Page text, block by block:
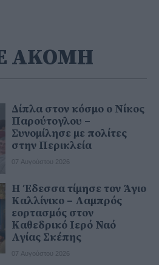
ΑΚΟΜΗ
Δίπλα στον κόσμο ο Νίκος
Παρούτογλου –
Συνομίλησε με πολίτες
στην Περικλεία
07 Αυγούστου 2026
Η Έδεσσα τίμησε τον Άγιο
Καλλίνικο – Λαμπρός
εορτασμός στον
Καθεδρικό Ιερό Ναό
Αγίας Σκέπης
07 Αυγούστου 2026